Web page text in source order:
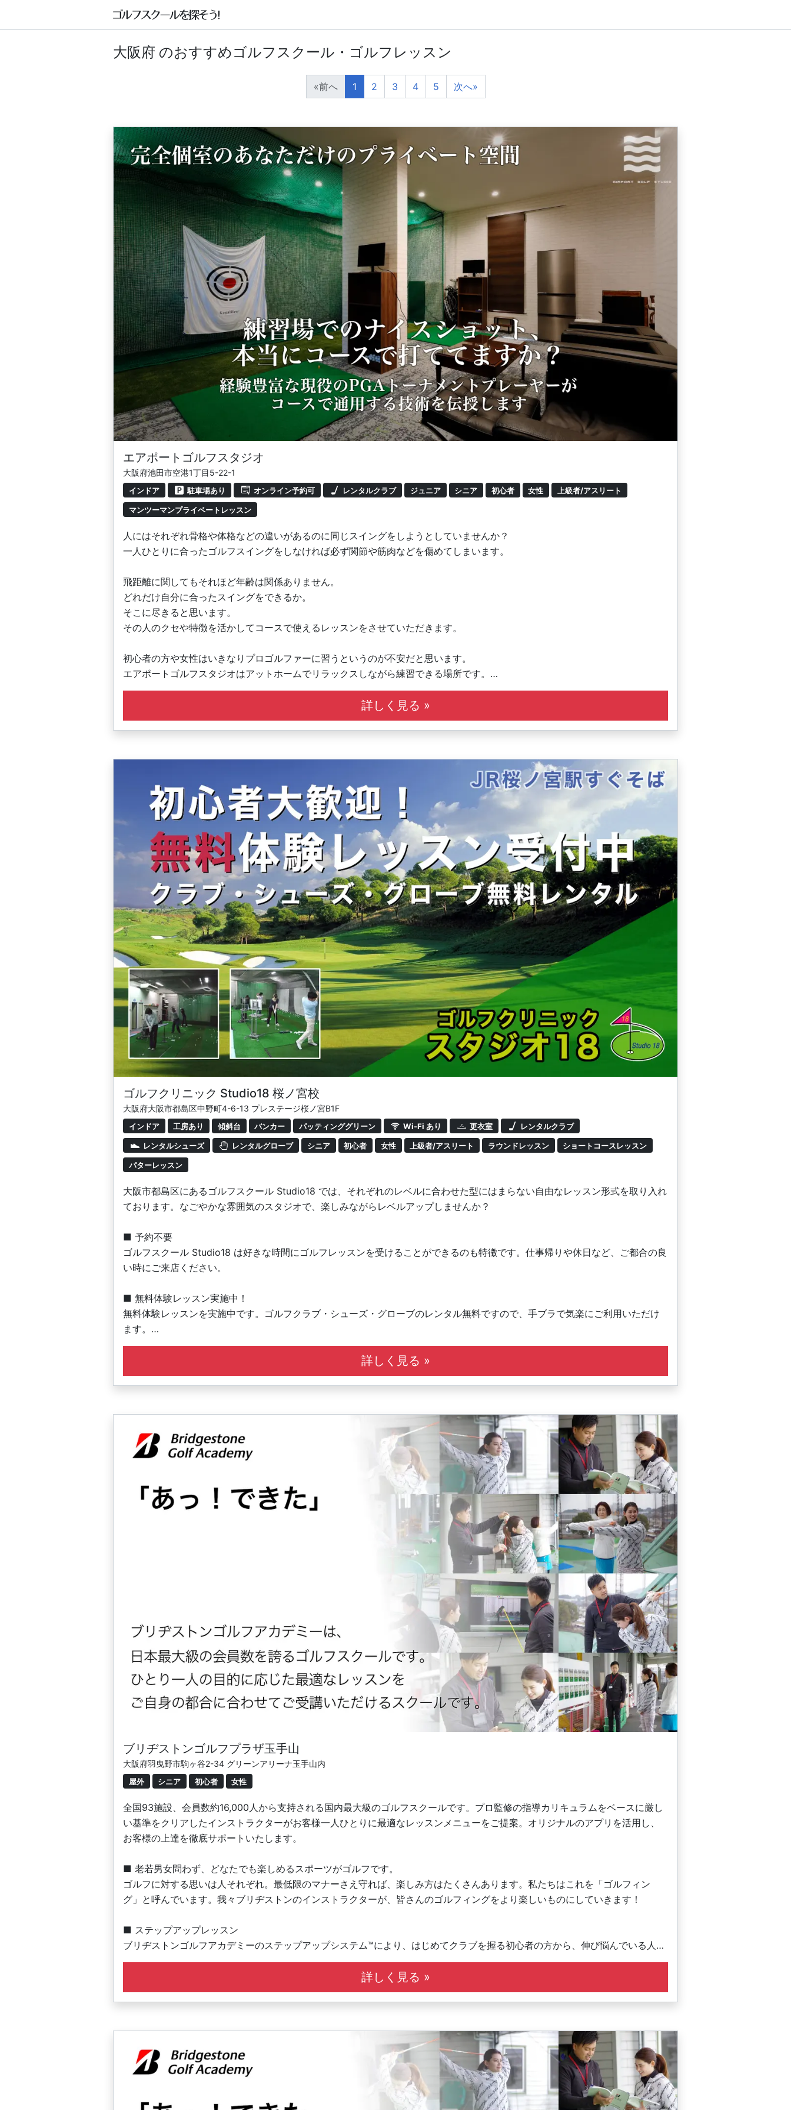
大阪府 のおすすめゴルフスクール・ゴルフレッスン
«前へ 1 2 3 4 5 次へ»
エアポートゴルフスタジオ
大阪府池田市空港1丁目5-22-1
インドア 駐車場あり オンライン予約可 レンタルクラブ ジュニア シニア 初心者 女性 上級者/アスリート
マンツーマンプライベートレッスン
人にはそれぞれ骨格や体格などの違いがあるのに同じスイングをしようとしていませんか？
一人ひとりに合ったゴルフスイングをしなければ必ず関節や筋肉などを傷めてしまいます。
飛距離に関してもそれほど年齢は関係ありません。
どれだけ自分に合ったスイングをできるか。
そこに尽きると思います。
その人のクセや特徴を活かしてコースで使えるレッスンをさせていただきます。
初心者の方や女性はいきなりプロゴルファーに習うというのが不安だと思います。
エアポートゴルフスタジオはアットホームでリラックスしながら練習できる場所です。
おひとりが不安であれば、お友達とご一緒に来ていただいても結構です。
一度お越しください。お待ちしております！
詳しく見る »
ゴルフクリニック Studio18 桜ノ宮校
大阪府大阪市都島区中野町4-6-13 プレステージ桜ノ宮B1F
インドア 工房あり 傾斜台 バンカー パッティンググリーン Wi-Fi あり 更衣室 レンタルクラブ
レンタルシューズ レンタルグローブ シニア 初心者 女性 上級者/アスリート ラウンドレッスン ショートコースレッスン
パターレッスン
大阪市都島区にあるゴルフスクール Studio18 では、それぞれのレベルに合わせた型にはまらない自由なレッスン形式を取り入れ
ております。なごやかな雰囲気のスタジオで、楽しみながらレベルアップしませんか？
■ 予約不要
ゴルフスクール Studio18 は好きな時間にゴルフレッスンを受けることができるのも特徴です。仕事帰りや休日など、ご都合の良
い時にご来店ください。
■ 無料体験レッスン実施中！
無料体験レッスンを実施中です。ゴルフクラブ・シューズ・グローブのレンタル無料ですので、手ブラで気楽にご利用いただけ
ます。
駅近でアクセスも抜群！
詳しく見る »
ブリヂストンゴルフプラザ玉手山
大阪府羽曳野市駒ヶ谷2-34 グリーンアリーナ玉手山内
屋外 シニア 初心者 女性
全国93施設、会員数約16,000人から支持される国内最大級のゴルフスクールです。プロ監修の指導カリキュラムをベースに厳し
い基準をクリアしたインストラクターがお客様一人ひとりに最適なレッスンメニューをご提案。オリジナルのアプリを活用し、
お客様の上達を徹底サポートいたします。
■ 老若男女問わず、どなたでも楽しめるスポーツがゴルフです。
ゴルフに対する思いは人それぞれ。最低限のマナーさえ守れば、楽しみ方はたくさんあります。私たちはこれを「ゴルフィン
グ」と呼んでいます。我々ブリヂストンのインストラクターが、皆さんのゴルフィングをより楽しいものにしていきます！
■ ステップアップレッスン
ブリヂストンゴルフアカデミーのステップアップシステム™により、はじめてクラブを握る初心者の方から、伸び悩んでいる人、
もっと楽しみたい人、プロを目指すジュニア、ひとりひとりにあわせたレッスンが可能です。
・少人数制で充実したレッスン
詳しく見る »